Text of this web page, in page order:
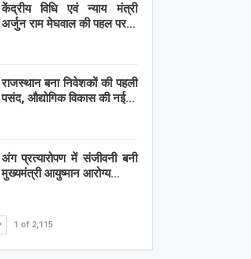
केंद्रीय विधि एवं न्याय मंत्री
अर्जुन राम मेघवाल की पहल पर…
राजस्थान बना निवेशकों की पहली
पसंद, औद्योगिक विकास की नई…
अंग प्रत्यारोपण में संजीवनी बनी
मुख्यमंत्री आयुष्मान आरोग्य…
1 of 2,115